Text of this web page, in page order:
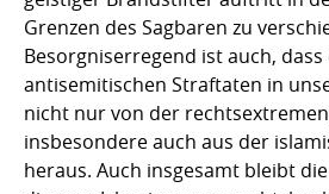
Grenzen des Sagbaren zu
Besorgniserregend ist auch,
antisemitischen Straftaten in
nicht nur von der
insbesondere auch aus der
heraus. Auch insgesamt bleibt